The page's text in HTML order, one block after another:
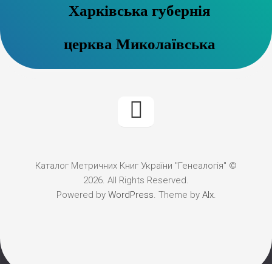
Харківська губернія
церква Миколаївська
Каталог Метричних Книг України "Генеалогія" ©
2026. All Rights Reserved.
Powered by WordPress. Theme by Alx.